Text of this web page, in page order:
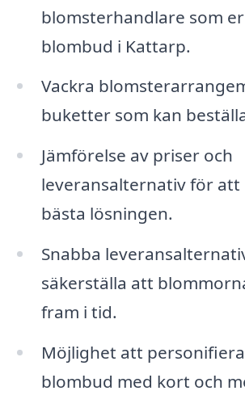
blomsterhandlare som
blombud i Kattarp.
Vackra
buketter som kan
Jämförelse av priser och
leveransalternativ för att
bästa lösningen.
Snabba
säkerställa att
fram i tid.
Möjlighet att
blombud med kort och